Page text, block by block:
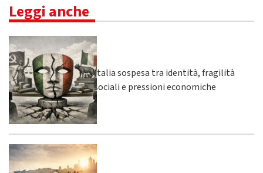
Leggi anche
Italia sospesa tra identità, fragilità
sociali e pressioni economiche